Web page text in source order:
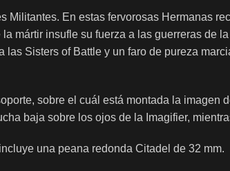
Militantes. En estas fervorosas Hermanas
mártir insufle su fuerza a las guerreras de
las Sisters of Battle y un faro de pureza
sobre el cuál está montada la
baja sobre los ojos de la Imagifier,
una peana redonda Citadel de 32 mm.